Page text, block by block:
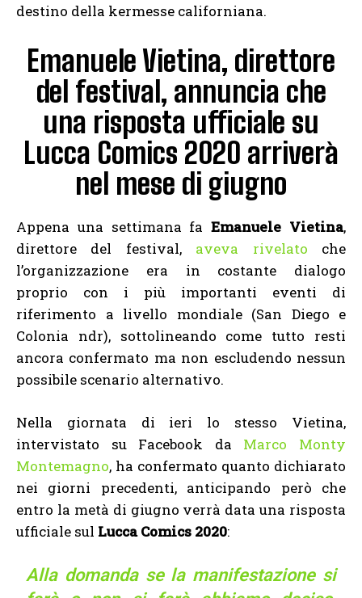
destino della kermesse californiana.
Emanuele Vietina, direttore
del festival, annuncia che
una risposta ufficiale su
Lucca Comics 2020 arriverà
nel mese di giugno
Appena una settimana faEmanuele Vietina,
direttore del festival, aveva rivelato che
l’organizzazione era in costante dialogo
proprio con i più importanti eventi di
riferimento a livello mondiale (San Diego e
Colonia ndr), sottolineando come tutto resti
ancora confermato ma non escludendo nessun
possibile scenario alternativo.
Nella giornata di ieri lo stesso Vietina,
intervistato su Facebook da Marco Monty
Montemagno, ha confermato quanto dichiarato
nei giorni precedenti, anticipando però che
entro la metà di giugno verrà data una risposta
ufficiale sul Lucca Comics 2020:
Alla domanda se la manifestazione si